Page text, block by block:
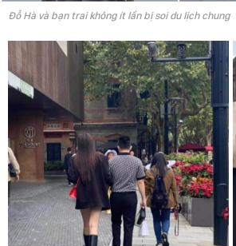
Đỗ Hà và bạn trai không ít lần bị soi du lịch chung